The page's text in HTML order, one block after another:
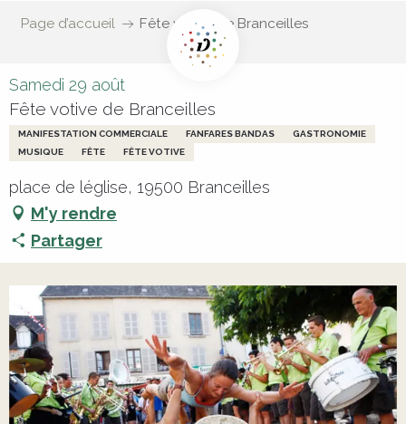
Page d’accueil Fête votive de Branceilles
Samedi 29 août
Fête votive de Branceilles
MANIFESTATION COMMERCIALE FANFARES BANDAS
GASTRONOMIE
MUSIQUE
FÊTE FÊTE VOTIVE
place de léglise, 19500 Branceilles
M'y rendre
Partager